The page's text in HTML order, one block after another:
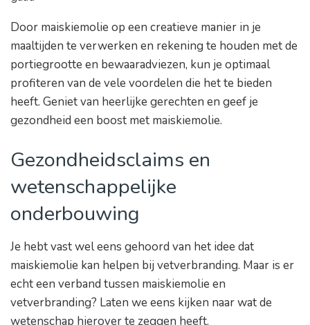
Door maiskiemolie op een creatieve manier in je
maaltijden te verwerken en rekening te houden met de
portiegrootte en bewaaradviezen, kun je optimaal
profiteren van de vele voordelen die het te bieden
heeft. Geniet van heerlijke gerechten en geef je
gezondheid een boost met maiskiemolie.
Gezondheidsclaims en
wetenschappelijke
onderbouwing
Je hebt vast wel eens gehoord van het idee dat
maiskiemolie kan helpen bij vetverbranding. Maar is er
echt een verband tussen maiskiemolie en
vetverbranding? Laten we eens kijken naar wat de
wetenschap hierover te zeggen heeft.